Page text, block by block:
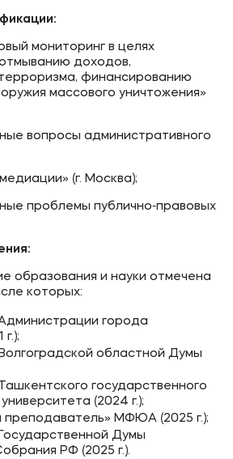
мониторинг в целях
доходов,
финансированию
массового уничтожения»
вопросы административного
(г. Москва);
проблемы публично‑правовых
образования и науки отмечена
которых:
города
областной Думы
государственного
(2024 г.);
МФЮА (2025 г.);
Думы
РФ (2025 г.).